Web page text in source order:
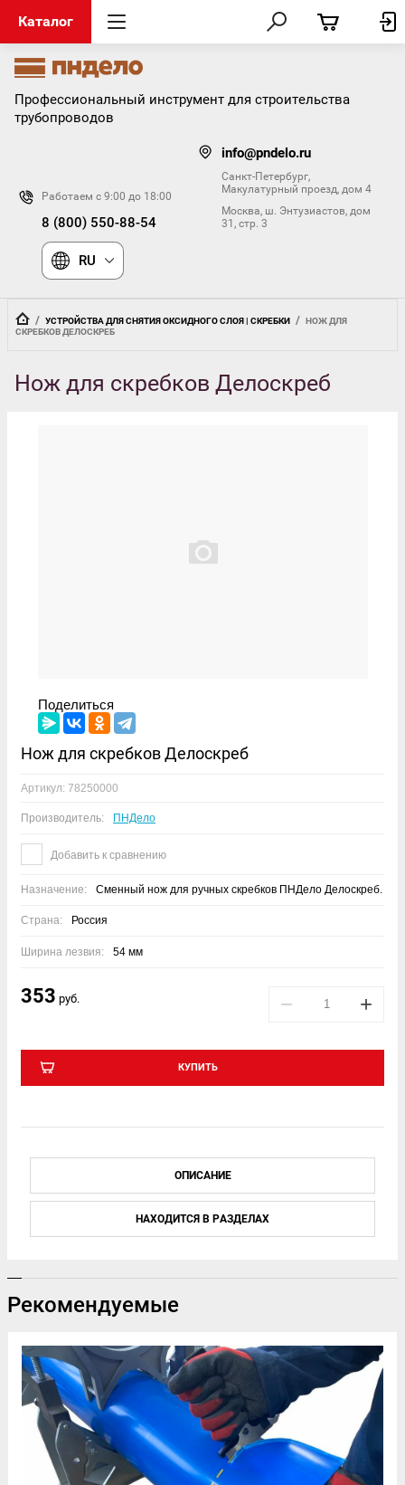
Каталог
Профессиональный инструмент для строительства
трубопроводов
Работаем с 9:00 до 18:00
8 (800) 550-88-54
info@pndelo.ru
Санкт-Петербург,
Макулатурный проезд, дом 4
Москва, ш. Энтузиастов, дом
31, стр. 3
RU
  /
УСТРОЙСТВА ДЛЯ СНЯТИЯ ОКСИДНОГО СЛОЯ | СКРЕБКИ
  /
НОЖ ДЛЯ
СКРЕБКОВ ДЕЛОСКРЕБ
Нож для скребков Делоскреб
Поделиться
Нож для скребков Делоскреб
Артикул: 78250000
Производитель: ПНДело
Добавить к сравнению
Назначение: Сменный нож для ручных скребков ПНДело Делоскреб.
Страна: Россия
Ширина лезвия: 54 мм
353 руб. − +
КУПИТЬ
ОПИСАНИЕ
НАХОДИТСЯ В РАЗДЕЛАХ
Рекомендуемые